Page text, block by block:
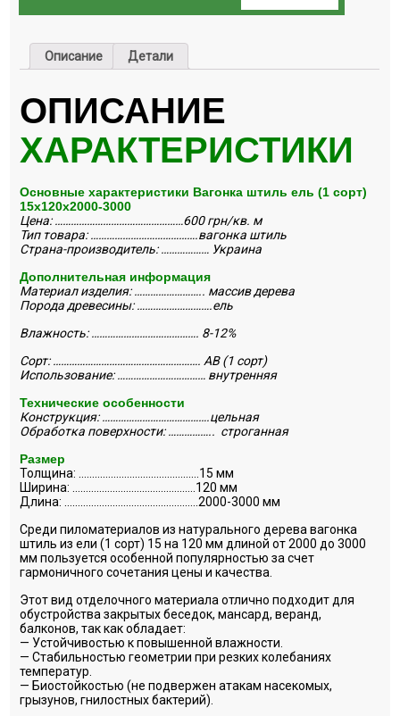
Описание Детали
ОПИСАНИЕ
ХАРАКТЕРИСТИКИ
Основные характеристики Вагонка штиль ель (1 сорт)
15х120х2000-3000
Цена: …………………………………………600 грн/кв. м
Тип товара: ………………………………….вагонка штиль
Страна-производитель: ……………… Украина
Дополнительная информация
Материал изделия: …………………….. массив дерева
Порода древесины: ……………………….ель
Влажность: …………………………………. 8-12%
Сорт: ………………………………………………. АВ (1 сорт)
Использование: …………………………… внутренняя
Технические особенности
Конструкция: ………………………………….цельная
Обработка поверхности: …………….. строганная
Размер
Толщина: ………………………………………15 мм
Ширина: ……………………………………….120 мм
Длина: …………………………………………..2000-3000 мм
Среди пиломатериалов из натурального дерева вагонка
штиль из ели (1 сорт) 15 на 120 мм длиной от 2000 до 3000
мм пользуется особенной популярностью за счет
гармоничного сочетания цены и качества.
Этот вид отделочного материала отлично подходит для
обустройства закрытых беседок, мансард, веранд,
балконов, так как обладает:
— Устойчивостью к повышенной влажности.
— Стабильностью геометрии при резких колебаниях
температур.
— Биостойкостью (не подвержен атакам насекомых,
грызунов, гнилостных бактерий).